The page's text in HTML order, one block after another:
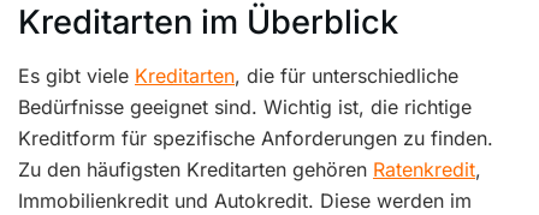
Kreditarten im Überblick
Es gibt viele Kreditarten, die für unterschiedliche
Bedürfnisse geeignet sind. Wichtig ist, die richtige
Kreditform für spezifische Anforderungen zu finden.
Zu den häufigsten Kreditarten gehören Ratenkredit,
Immobilienkredit und Autokredit. Diese werden im